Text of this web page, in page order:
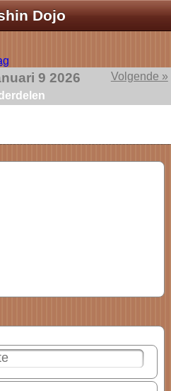
Dojo
9 2026
Volgende »